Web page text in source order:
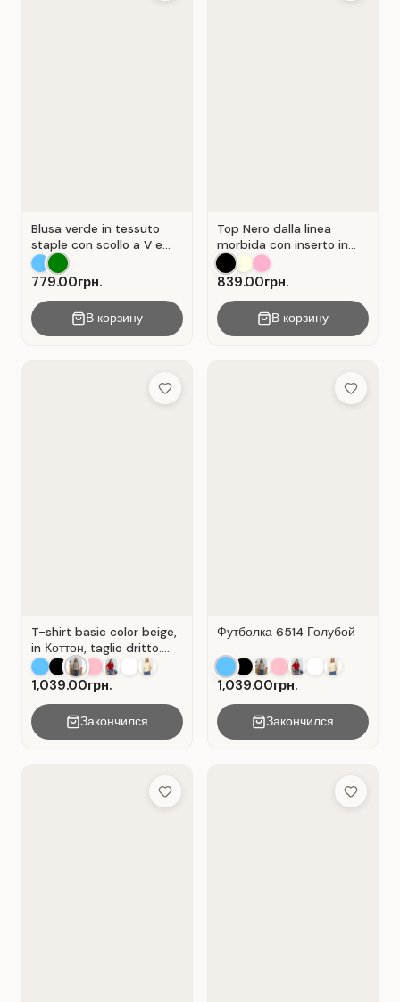
Blusa verde in tessuto
staple con scollo a V e
chiusura a portafoglio.
Verde .
779.00грн.
В корзину
Top Nero dalla linea
morbida con inserto in
pizzo traforato.
839.00грн.
В корзину
Add to Wish List
T-shirt basic color beige,
in Коттон, taglio dritto.
Colore Beige.
1,039.00грн.
Закончился
Add to
Футболка 6514 Голубой
1,039.00грн.
Закончился
Add to Wish List Add to